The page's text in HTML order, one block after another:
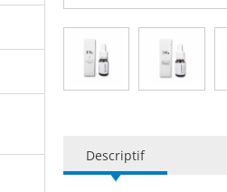
Descriptif